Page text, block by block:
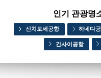
인기 관광명
신치토세공항 하네다
간사이공항